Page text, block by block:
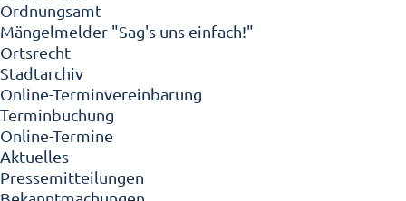
Ordnungsamt
Mängelmelder "Sag's uns einfach!"
Ortsrecht
Stadtarchiv
Online-Terminvereinbarung
Terminbuchung
Online-Termine
Aktuelles
Pressemitteilungen